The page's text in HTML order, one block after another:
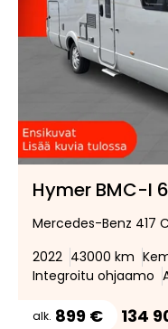
Hymer BMC-I
Mercedes-Benz 417
2022 43000 km
Integroitu ohjaamo
alk. 899 € 134